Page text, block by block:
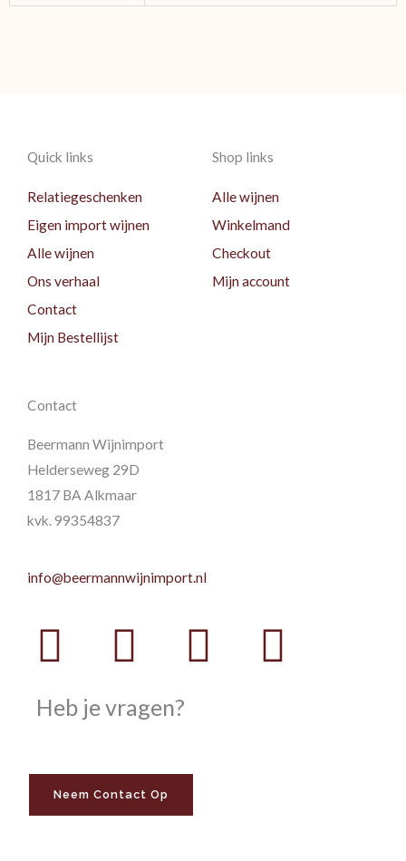
Quick links
Relatiegeschenken
Eigen import wijnen
Alle wijnen
Ons verhaal
Contact
Mijn Bestellijst
Shop links
Alle wijnen
Winkelmand
Checkout
Mijn account
Contact
Beermann Wijnimport
Helderseweg 29D
1817 BA Alkmaar
kvk. 99354837
info@beermannwijnimport.nl
Facebook
Twitter
Youtube
Heb je vragen?
Neem Contact Op